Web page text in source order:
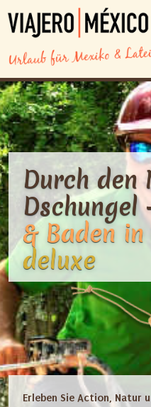
Durch den
Dschungel
& Baden in
deluxe
Erleben Sie Action, Natur